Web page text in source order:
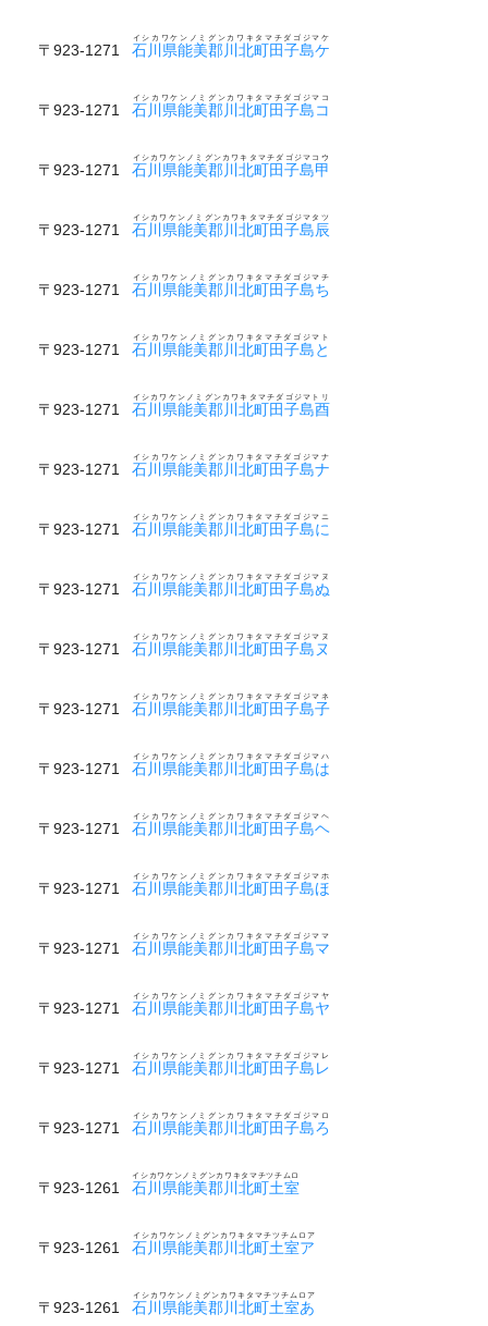
〒923-1271 石川県能美郡川北町田子島ケ
イシカワケンノミグンカワキタマチダゴジマケ
〒923-1271 石川県能美郡川北町田子島コ
イシカワケンノミグンカワキタマチダゴジマコ
〒923-1271 石川県能美郡川北町田子島甲
イシカワケンノミグンカワキタマチダゴジマコウ
〒923-1271 石川県能美郡川北町田子島辰
イシカワケンノミグンカワキタマチダゴジマタツ
〒923-1271 石川県能美郡川北町田子島ち
イシカワケンノミグンカワキタマチダゴジマチ
〒923-1271 石川県能美郡川北町田子島と
イシカワケンノミグンカワキタマチダゴジマト
〒923-1271 石川県能美郡川北町田子島酉
イシカワケンノミグンカワキタマチダゴジマトリ
〒923-1271 石川県能美郡川北町田子島ナ
イシカワケンノミグンカワキタマチダゴジマナ
〒923-1271 石川県能美郡川北町田子島に
イシカワケンノミグンカワキタマチダゴジマニ
〒923-1271 石川県能美郡川北町田子島ぬ
イシカワケンノミグンカワキタマチダゴジマヌ
〒923-1271 石川県能美郡川北町田子島ヌ
イシカワケンノミグンカワキタマチダゴジマヌ
〒923-1271 石川県能美郡川北町田子島子
イシカワケンノミグンカワキタマチダゴジマネ
〒923-1271 石川県能美郡川北町田子島は
イシカワケンノミグンカワキタマチダゴジマハ
〒923-1271 石川県能美郡川北町田子島ヘ
イシカワケンノミグンカワキタマチダゴジマヘ
〒923-1271 石川県能美郡川北町田子島ほ
イシカワケンノミグンカワキタマチダゴジマホ
〒923-1271 石川県能美郡川北町田子島マ
イシカワケンノミグンカワキタマチダゴジママ
〒923-1271 石川県能美郡川北町田子島ヤ
イシカワケンノミグンカワキタマチダゴジマヤ
〒923-1271 石川県能美郡川北町田子島レ
イシカワケンノミグンカワキタマチダゴジマレ
〒923-1271 石川県能美郡川北町田子島ろ
イシカワケンノミグンカワキタマチダゴジマロ
〒923-1261 石川県能美郡川北町土室
イシカワケンノミグンカワキタマチツチムロ
〒923-1261 石川県能美郡川北町土室ア
イシカワケンノミグンカワキタマチツチムロア
〒923-1261 石川県能美郡川北町土室あ
イシカワケンノミグンカワキタマチツチムロア